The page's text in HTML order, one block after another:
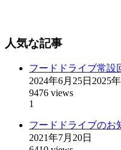
人気な記事
フードドライブ常設
2024年6月25日 2025
9476 views
1
フードドライブのお
2021年7月20日